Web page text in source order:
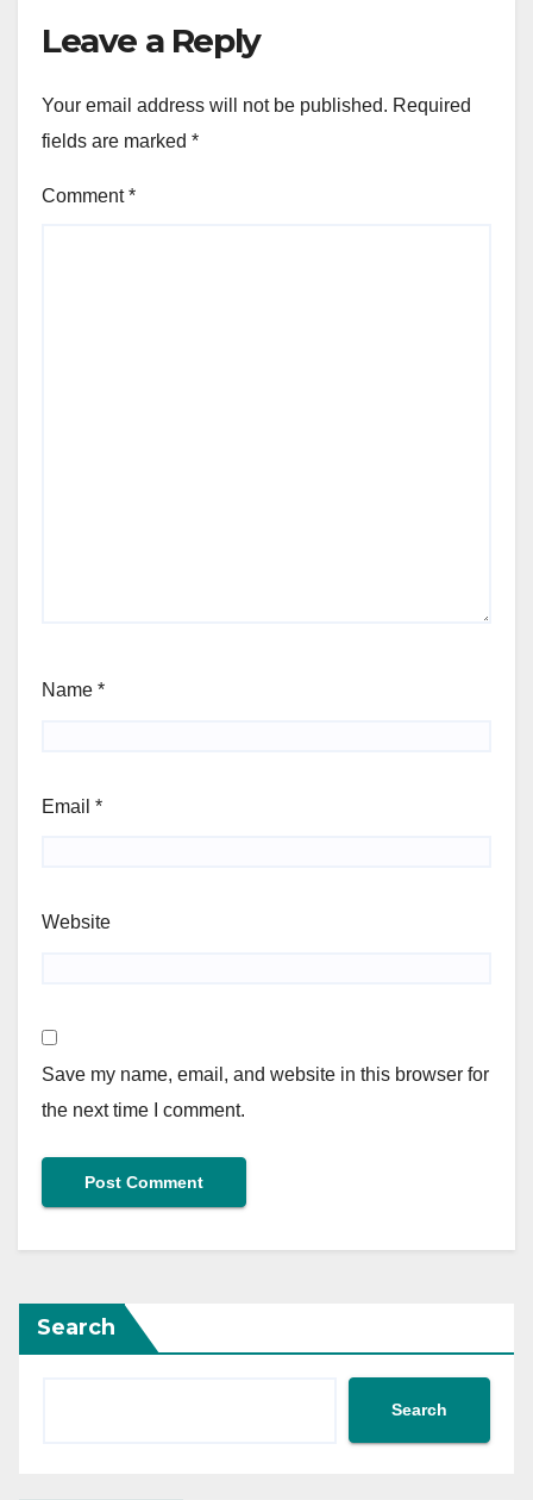
Leave a Reply
Your email address will not be published. Required
fields are marked *
Comment*
Name *
Email *
Website
Save my name, email, and website in this browser for
the next time I comment.
Search
Search